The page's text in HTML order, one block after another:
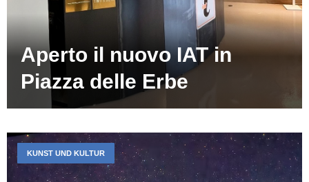
Aperto il nuovo IAT in
Piazza delle Erbe
KUNST UND KULTUR